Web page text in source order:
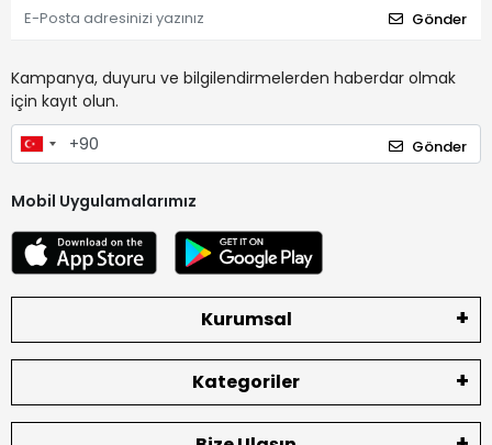
Gönder
Kampanya, duyuru ve bilgilendirmelerden haberdar olmak
için kayıt olun.
Gönder
Mobil Uygulamalarımız
Kurumsal
Kategoriler